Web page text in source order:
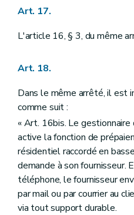
Art. 17.
L'article 16, § 3, du même
Art. 18.
Dans le même arrêté, il est
comme suit :
« Art. 16bis. Le
active la fonction de
résidentiel raccordé en
demande à son fournisseur.
téléphone, le fournisseur
par mail ou par courrier au
via tout support durable.